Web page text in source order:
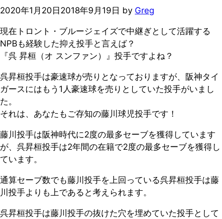
2020年1月20日 2018年9月19日 by Greg
現在トロント・ブルージェイズで中継ぎとして活躍する
NPBも経験した抑え投手と言えば？
『呉 昇桓（オ スンファン）』投手ですよね？
呉昇桓投手は豪速球が売りとなっておりますが、阪神タイ
ガースにはもう1人豪速球を売りとしていた投手がいまし
た。
それは、あなたもご存知の藤川球児投手です！
藤川投手は阪神時代に2度の最多セーブを獲得しています
が、呉昇桓投手は2年間の在籍で2度の最多セーブを獲得し
ています。
通算セーブ数でも藤川投手を上回っている呉昇桓投手は藤
川投手よりも上であると考えられます。
呉昇桓投手は藤川投手の抜けた穴を埋めていた投手として